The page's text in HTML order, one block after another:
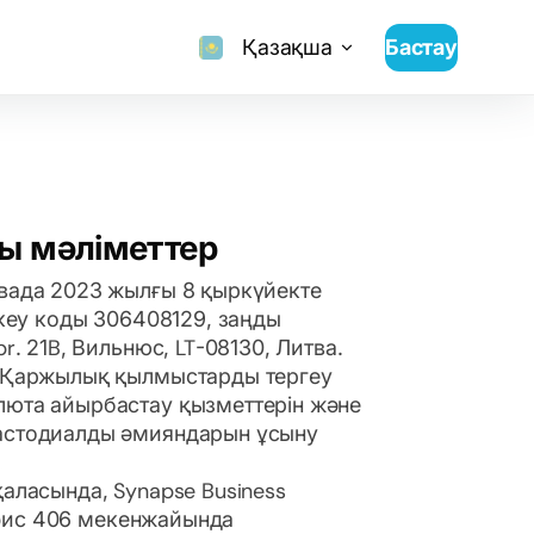
Қазақша Бастау
мәліметтер
2023 жылғы 8 қыркүйекте
коды 306408129, заңды
21B, Вильнюс, LT-08130, Литва.
Қаржылық қылмыстарды тергеу
айырбастау қызметтерін және
әмияндарын ұсыну
Synapse Business
406 мекенжайында